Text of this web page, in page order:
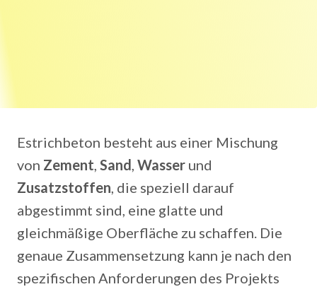
Estrichbeton besteht aus einer Mischung
von Zement, Sand, Wasser und
Zusatzstoffen, die speziell darauf
abgestimmt sind, eine glatte und
gleichmäßige Oberfläche zu schaffen. Die
genaue Zusammensetzung kann je nach den
spezifischen Anforderungen des Projekts